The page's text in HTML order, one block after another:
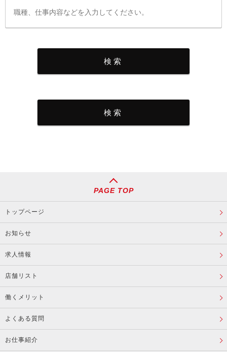
PAGE TOP
トップページ
お知らせ
求人情報
店舗リスト
働くメリット
よくある質問
お仕事紹介